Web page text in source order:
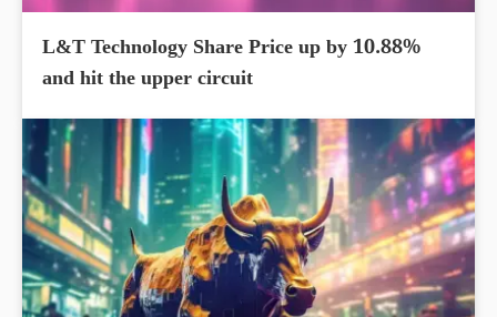
L&T Technology Share Price up by 10.88%
and hit the upper circuit